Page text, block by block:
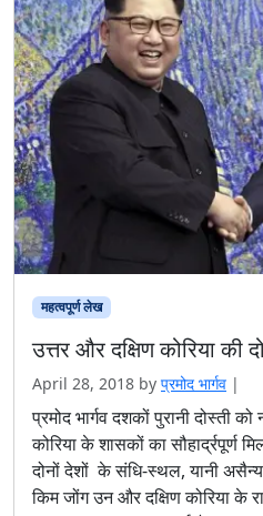
महत्वपूर्ण लेख
उत्तर और दक्षिण कोरिया की
April 28, 2018 by प्रमोद भार्गव |
प्रमोद भार्गव दशकों पुरानी दोस्ती
कोरिया के शासकों का सौहार्द्रपूर्ण
दोनों देशों के संधि-स्थल, यानी असैन्य
किम जोंग उन और दक्षिण कोरिया के